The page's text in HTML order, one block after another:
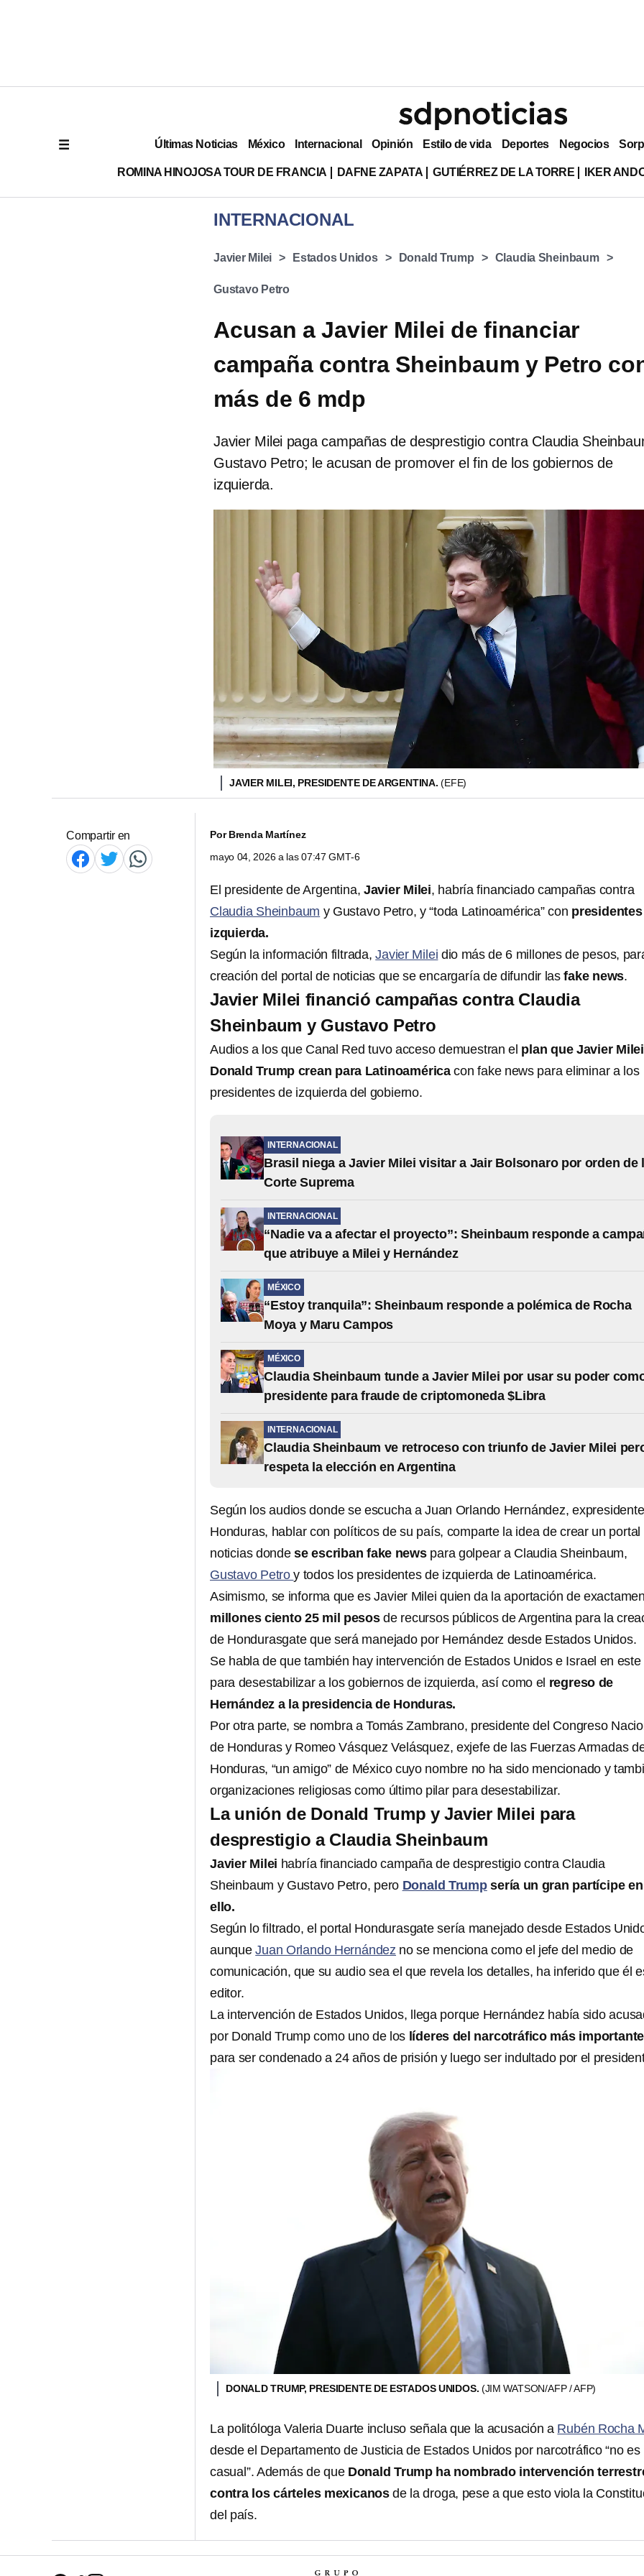
Últimas Noticias México Internacional Opinión Estilo de vida Deportes Negocios
ROMINA HINOJOSA TOUR DE FRANCIA DAFNE ZAPATA GUTIÉRREZ DE LA TORRE IKER
INTERNACIONAL
Javier Milei Estados Unidos Donald Trump Claudia Sheinbaum
Gustavo Petro
Acusan a Javier Milei de financiar
campaña contra Sheinbaum y Petro
más de 6 mdp
Javier Milei paga campañas de desprestigio contra Claudia
Gustavo Petro; le acusan de promover el fin de los gobiernos de
izquierda.
JAVIER MILEI, PRESIDENTE DE ARGENTINA.(EFE)
Compartir en PorBrenda Martínez
mayo 04, 2026 a las 07:47 GMT-6
El presidente de Argentina, Javier Milei, habría financiado campañas contra
Claudia Sheinbaum y Gustavo Petro, y “toda Latinoamérica” con
izquierda.
Según la información filtrada,Javier Milei dio más de 6 millones de pesos,
creación del portal de noticias que se encargaría de difundir lasfake news.
Javier Milei financió campañas contra Claudia
Sheinbaum y Gustavo Petro
Audios a los que Canal Red tuvo acceso demuestran el plan que Javier
Donald Trump crean para Latinoamérica con fake news para eliminar a los
presidentes de izquierda del gobierno.
INTERNACIONAL
Brasil niega a Javier Milei visitar a Jair Bolsonaro por orden de
Corte Suprema
INTERNACIONAL
“Nadie va a afectar el proyecto”: Sheinbaum responde a
que atribuye a Milei y Hernández
MÉXICO
“Estoy tranquila”: Sheinbaum responde a polémica de Rocha
Moya y Maru Campos
MÉXICO
Claudia Sheinbaum tunde a Javier Milei por usar su poder
presidente para fraude de criptomoneda $Libra
INTERNACIONAL
Claudia Sheinbaum ve retroceso con triunfo de Javier Milei
respeta la elección en Argentina
Según los audios donde se escucha a Juan Orlando Hernández,
Honduras, hablar con políticos de su país, comparte la idea de crear un portal
noticias dondese escriban fake newspara golpear a Claudia Sheinbaum,
Gustavo Petroy todos los presidentes de izquierda de Latinoamérica.
Asimismo, se informa que es Javier Milei quien da la aportación de
millones ciento 25 mil pesosde recursos públicos de Argentina para la
de Hondurasgate que será manejado por Hernández desde Estados Unidos.
Se habla de que también hay intervención de Estados Unidos e Israel en este
para desestabilizar a los gobiernos de izquierda, así como el regreso de
Hernández a la presidencia de Honduras.
Por otra parte, se nombra a Tomás Zambrano, presidente del Congreso
de Honduras y Romeo Vásquez Velásquez, exjefe de las Fuerzas Armadas
Honduras, “un amigo” de México cuyo nombre no ha sido mencionado y
organizaciones religiosas como último pilar para desestabilizar.
La unión de Donald Trump y Javier Milei para
desprestigio a Claudia Sheinbaum
Javier Milei habría financiado campaña de desprestigio contra Claudia
Sheinbaum y Gustavo Petro, pero Donald Trumpsería un gran partícipe en
ello.
Según lo filtrado, el portal Hondurasgate sería manejado desde Estados
aunqueJuan Orlando Hernández no se menciona como el jefe del medio de
comunicación, que su audio sea el que revela los detalles, ha inferido que él
editor.
La intervención de Estados Unidos, llega porque Hernández había sido
por Donald Trump como uno de los líderes del narcotráfico más
para ser condenado a 24 años de prisión y luego ser indultado por el
DONALD TRUMP, PRESIDENTE DE ESTADOS UNIDOS. (JIM WATSON/AFP / AFP)
La politóloga Valeria Duarte incluso señala que la acusación a Rubén Rocha
desde el Departamento de Justicia de Estados Unidos por narcotráfico “no es
casual”. Además de que Donald Trump ha nombrado intervención
contra los cárteles mexicanos de la droga, pese a que esto viola la
del país.